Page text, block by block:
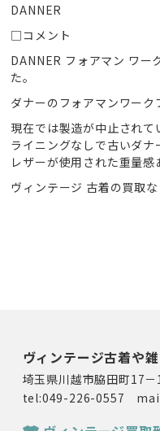
DANNER
□コメント
DANNER フォアマン ワー
た。
ダナーのフォアマンワーク
現在では製造が中止されて
ライニングなしで古いダ
レザーが使用された重量感
ヴィンテージ 古着の買取
ヴィンテージ古着や
埼玉県川越市脇田町17
tel:049-226-0557